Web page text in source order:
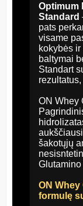
Optimum
Standard
pats
visame
kokybės
baltymai
Standart
ON Whey
šakotųjų
ON
formulę